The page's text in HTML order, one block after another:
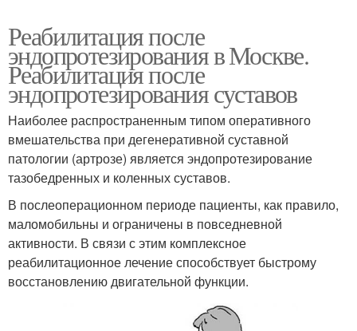
Реабилитация после
эндопротезирования в Москве.
Реабилитация после
эндопротезирования суставов
Наиболее распространенным типом оперативного
вмешательства при дегенеративной суставной
патологии (артрозе) является эндопротезирование
тазобедренных и коленных суставов.
В послеоперационном периоде пациенты, как правило,
маломобильны и ограничены в повседневной
активности. В связи с этим комплексное
реабилитационное лечение способствует быстрому
восстановлению двигательной функции.